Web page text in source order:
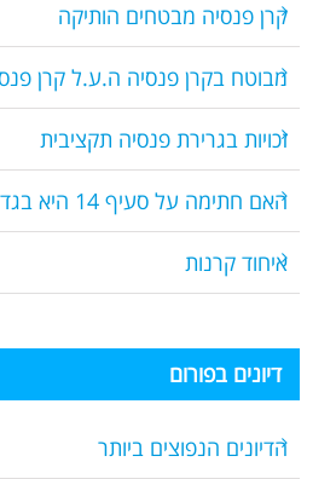
קרן פנסיה מבטחים הותיקה
מבוטח בקרן פנסיה ה.ע.ל קרן
זכויות בגרירת פנסיה תקציבית
האם חתימה על סעיף 14 היא בגדר חובה או רשות?
איחוד קרנות
דיונים בפורום
הדיונים הנפוצים ביותר